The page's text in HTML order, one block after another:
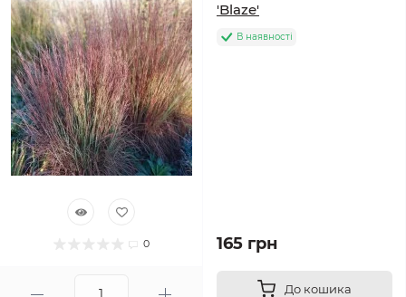
0
'Blaze'
В наявності
165 грн
До кошика